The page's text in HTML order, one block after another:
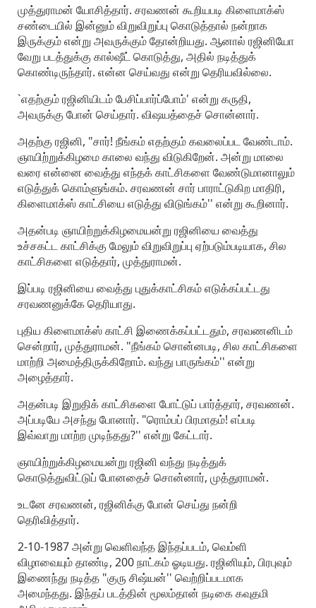
முத்துராமன் யோசித்தார். சரவணன் கூறியபடி கிளைமாக்ஸ்
சண்டையில் இன்னும் விறுவிறுப்பு கொடுத்தால் நன்றாக
இருக்கும் என்று அவருக்கும் தோன்றியது. ஆனால் ரஜினியோ
வேறு படத்துக்கு கால்ஷீட் கொடுத்து, அதில் நடித்துக்
கொண்டிருந்தார். என்ன செய்வது என்று தெரியவில்லை.
`எதற்கும் ரஜினியிடம் பேசிப்பார்ப்போம்' என்று கருதி,
அவருக்கு போன் செய்தார். விஷயத்தைச் சொன்னார்.
அதற்கு ரஜினி, "சார்! நீங்கம் எதற்கும் கவலைப்பட வேண்டாம்.
ஞாயிற்றுக்கிழமை காலை வந்து விடுகிறேன். அன்று மாலை
வரை என்னை வைத்து எந்தக் காட்சிகளை வேண்டுமானாலும்
எடுத்துக் கொம்ளுங்கம். சரவணன் சார் பாராட்டுகிற மாதிரி,
கிளைமாக்ஸ் காட்சியை எடுத்து விடுங்கம்'' என்று கூறினார்.
அதன்படி ஞாயிற்றுக்கிழமையன்று ரஜினியை வைத்து
உச்சகட்ட காட்சிக்கு மேலும் விறுவிறுப்பு ஏற்படும்படியாக, சில
காட்சிகளை எடுத்தார், முத்துராமன்.
இப்படி ரஜினியை வைத்து புதுக்காட்சிகம் எடுக்கப்பட்டது
சரவணனுக்கே தெரியாது.
புதிய கிளைமாக்ஸ் காட்சி இணைக்கப்பட்டதும், சரவணனிடம்
சென்றார், முத்துராமன். "நீங்கம் சொன்னபடி, சில காட்சிகளை
மாற்றி அமைத்திருக்கிறோம். வந்து பாருங்கம்'' என்று
அழைத்தார்.
அதன்படி இறுதிக் காட்சிகளை போட்டுப் பார்த்தார், சரவணன்.
அப்படியே அசந்து போனார். "ரொம்பப் பிரமாதம்! எப்படி
இவ்வாறு மாற்ற முடிந்தது?'' என்று கேட்டார்.
ஞாயிற்றுக்கிழமையன்று ரஜினி வந்து நடித்துக்
கொடுத்துவிட்டுப் போனதைச் சொன்னார், முத்துராமன்.
உடனே சரவணன், ரஜினிக்கு போன் செய்து நன்றி
தெரிவித்தார்.
2-10-1987 அன்று வெளிவந்த இந்தப்படம், வெம்ளி
விழாவையும் தாண்டி, 200 நாட்கம் ஓடியது. ரஜினியும், பிரபுவும்
இணைந்து நடித்த "குரு சிஷ்யன்'' வெற்றிப்படமாக
அமைந்தது. இந்தப் படத்தின் மூலம்தான் நடிகை கவுதமி